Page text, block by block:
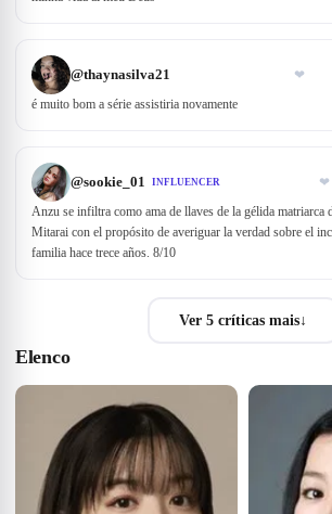
@thaynasilva21 ❤
é muito bom a série assistiria novamente
@sookie_01 INFLUENCER ❤
Anzu se infiltra como ama de llaves de la gélida matriarca
Mitarai con el propósito de averiguar la verdad sobre el
familia hace trece años. 8/10
Ver 5 críticas mais↓
Elenco